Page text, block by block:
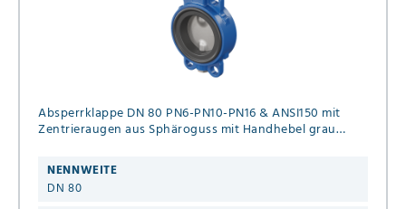
Absperrklappe DN 80 PN6-PN10-PN16 & ANSI150 mit
Zentrieraugen aus Sphäroguss mit Handhebel grau
NENNWEITE
DN 80